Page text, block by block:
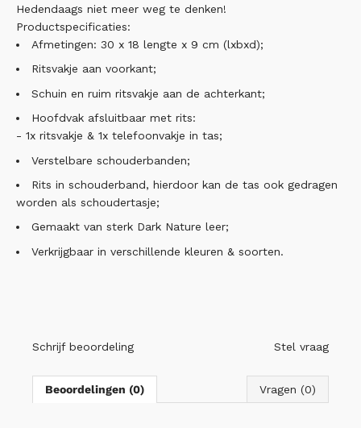
Hedendaags niet meer weg te denken!
Productspecificaties:
Afmetingen: 30 x 18 lengte x 9 cm (lxbxd);
Ritsvakje aan voorkant;
Schuin en ruim ritsvakje aan de achterkant;
Hoofdvak afsluitbaar met rits:
- 1x ritsvakje & 1x telefoonvakje in tas;
Verstelbare schouderbanden;
Rits in schouderband, hierdoor kan de tas ook gedragen
worden als schoudertasje;
Gemaakt van sterk Dark Nature leer;
Verkrijgbaar in verschillende kleuren & soorten.
Schrijf beoordeling Stel vraag
Beoordelingen (0) Vragen (0)